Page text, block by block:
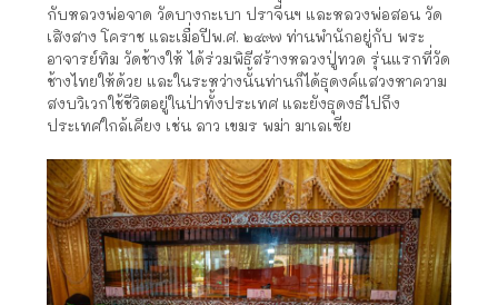
กับหลวงพ่อจาด วัดบางกะเบา ปราจีนฯ และหลวงพ่อสอน วัด
เสิงสาง โคราช และเมื่อปีพ.ศ. ๒๔๙๗ ท่านพำนักอยู่กับ พระ
อาจารย์ทิม วัดช้างให้ ได้ร่วมพิธีสร้างหลวงปู่ทวด รุ่นแรกที่วัด
ช้างไทยให้ด้วย และในระหว่างนั้นท่านก็ได้ธุดงค์แสวงหาความ
สงบวิเวกใช้ชีวิตอยู่ในป่าทั้งประเทศ และยังธุดงธ์ไปถึง
ประเทศใกล้เคียง เช่น ลาว เขมร พม่า มาเลเซีย